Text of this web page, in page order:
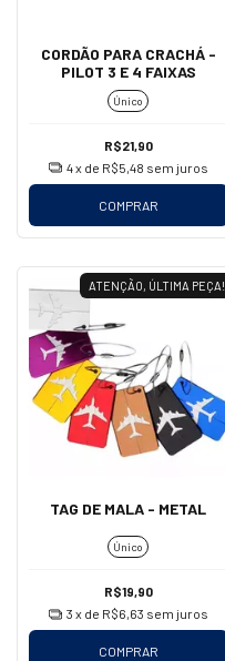
CORDÃO PARA CRACHÁ -
PILOT 3 E 4 FAIXAS
Único
R$21,90
4x de R$5,48 sem juros
COMPRAR
ATENÇÃO, ÚLTIMA PEÇA!
TAG DE MALA - METAL
Único
R$19,90
3 x de R$6,63 sem juros
COMPRAR